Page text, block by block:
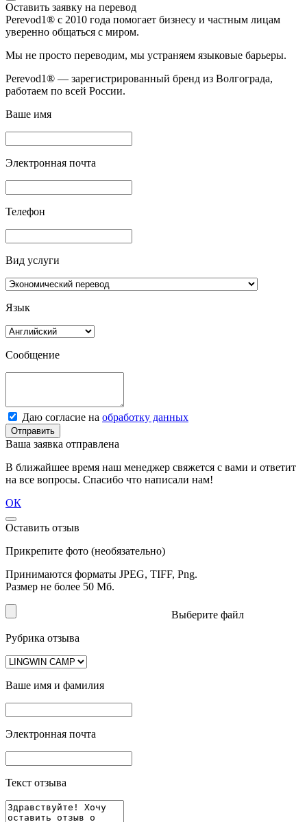
Оставить заявку на перевод
Perevod1® с 2010 года помогает бизнесу и частным лицам
уверенно общаться с миром.
Мы не просто переводим, мы устраняем языковые барьеры.
Perevod1® — зарегистрированный бренд из Волгограда,
работаем по всей России.
Ваше имя
Электронная почта
Телефон
Вид услуги
Язык
Сообщение
Даю согласие на обработку данных
Отправить
Ваша заявка отправлена
В ближайшее время наш менеджер свяжется с вами и ответит
на все вопросы. Спасибо что написали нам!
ОК
Оставить отзыв
Прикрепите фото (необязательно)
Принимаются форматы JPEG, TIFF, Png.
Размер не более 50 Мб.
Выберите файл
Рубрика отзыва
Ваше имя и фамилия
Электронная почта
Текст отзыва